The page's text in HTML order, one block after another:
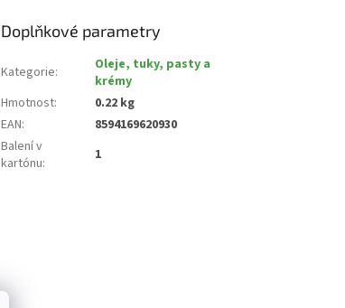
Doplňkové parametry
Kategorie:
Oleje, tuky, pasty a
krémy
Hmotnost:
0.22 kg
EAN:
8594169620930
Balení v
kartónu: 1